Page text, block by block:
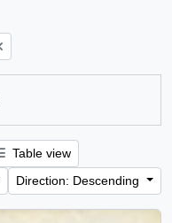
Table view
Direction: Descending